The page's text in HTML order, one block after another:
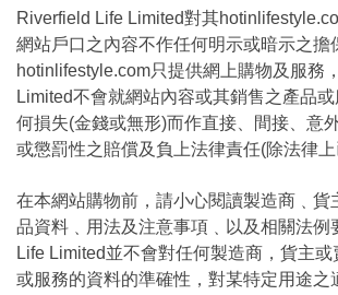
Riverfield Life Limited對其
網站戶口之內容不作任何明示或暗示之擔
hotinlifestyle.com只提供網上購物及服務
Limited不會就網站內容或其銷售之產品
何損失(金錢或無形)而作直接、間接、意
或懲罰性之賠償及負上法律責任(除法律上
在本網站購物前，請小心閱讀製造商﹑貨
品資料﹑用法及注意事項﹑以及相關法例
Life Limited並不會對任何製造商，貨主
或服務的資料的準確性，對某特定用途之